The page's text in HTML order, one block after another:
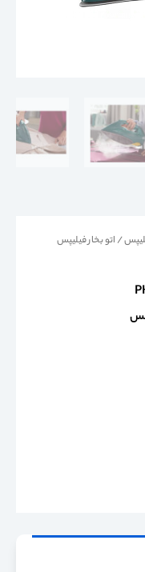
/ اتو بخار فیلیپس